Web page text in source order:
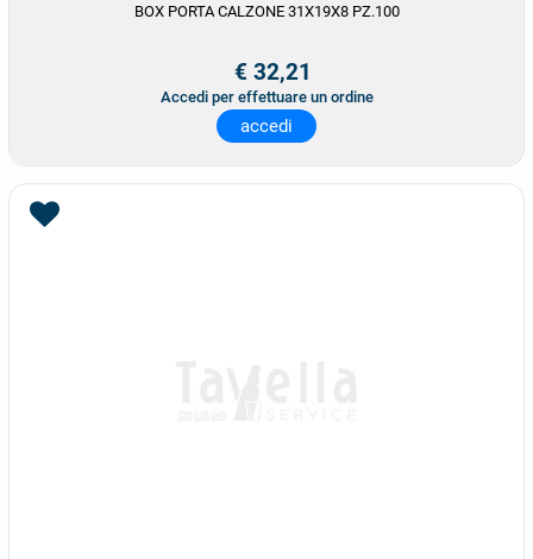
BOX PORTA CALZONE 31X19X8 PZ.100
€ 32,21
Accedi per effettuare un ordine
accedi